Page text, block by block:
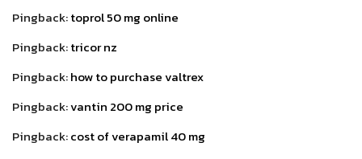
Pingback:toprol 50 mg online
Pingback:tricor nz
Pingback:how to purchase valtrex
Pingback:vantin 200 mg price
Pingback:cost of verapamil 40 mg